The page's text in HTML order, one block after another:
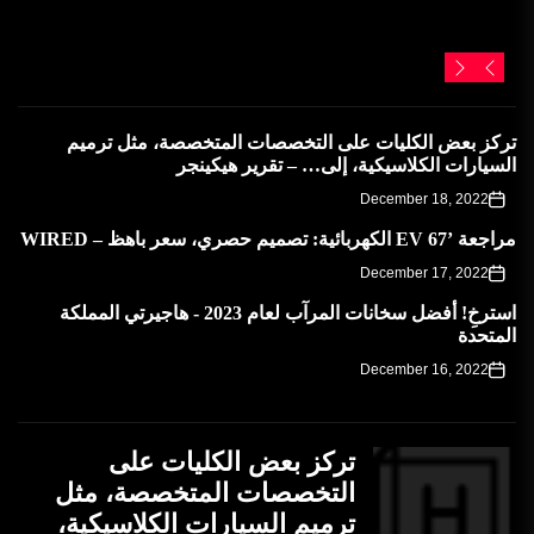
تركز بعض الكليات على التخصصات المتخصصة، مثل ترميم
السيارات الكلاسيكية، إلى… – تقرير هيكينجر
December 18, 2022
مراجعة ’67 EV الكهربائية: تصميم حصري، سعر باهظ – WIRED
December 17, 2022
استرخِ! أفضل سخانات المرآب لعام 2023 - هاجيرتي المملكة
المتحدة
December 16, 2022
تركز بعض الكليات على
التخصصات المتخصصة، مثل
ترميم السيارات الكلاسيكية،